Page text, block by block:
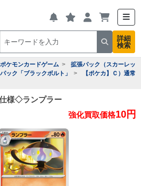
詳細
検索
ポケモンカードゲーム
拡張パック（スカーレッ
ック「ブラックボルト」
【ポケカ】Ｃ）通常
仕様◇ランプラー
強化買取価格10円